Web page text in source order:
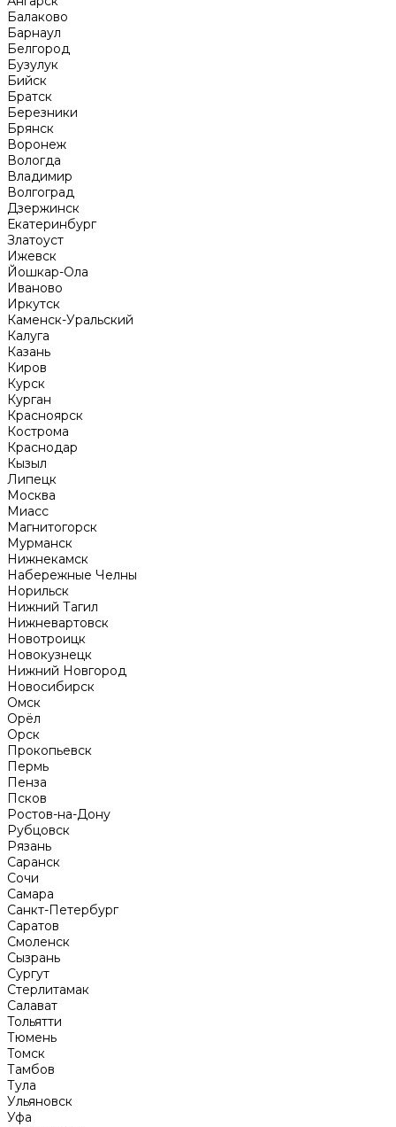
Балаково
Барнаул
Белгород
Бузулук
Бийск
Братск
Березники
Брянск
Воронеж
Вологда
Владимир
Волгоград
Дзержинск
Екатеринбург
Златоуст
Ижевск
Йошкар-Ола
Иваново
Иркутск
Каменск-Уральский
Калуга
Казань
Киров
Курск
Курган
Красноярск
Кострома
Краснодар
Кызыл
Липецк
Москва
Миасс
Магнитогорск
Мурманск
Нижнекамск
Набережные Челны
Норильск
Нижний Тагил
Нижневартовск
Новотроицк
Новокузнецк
Нижний Новгород
Новосибирск
Омск
Орёл
Орск
Прокопьевск
Пермь
Пенза
Псков
Ростов-на-Дону
Рубцовск
Рязань
Саранск
Сочи
Самара
Санкт-Петербург
Саратов
Смоленск
Сызрань
Сургут
Стерлитамак
Салават
Тольятти
Тюмень
Томск
Тамбов
Тула
Ульяновск
Уфа